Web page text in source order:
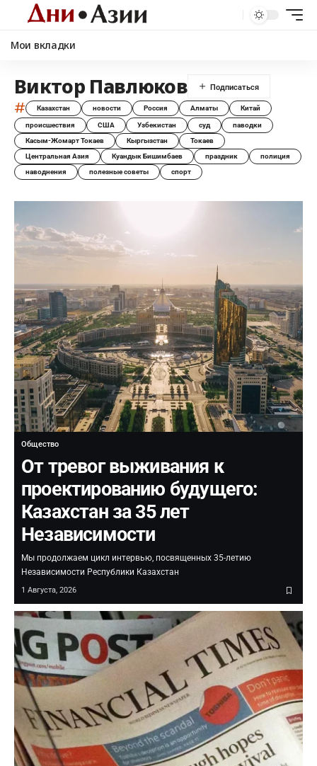
Мои вкладки
Виктор Павлюков
# Казахстан новости Россия Алматы Китай
происшествия США Узбекистан суд
паводки
Касым-Жомарт Токаев
Кыргызстан
Токаев
Центральная Азия
Куандык Бишимбаев праздник
полиция
наводнения
полезные советы спорт
Общество
От тревог выживания к
проектированию будущего:
Казахстан за 35 лет
Независимости
Мы продолжаем цикл интервью, посвященных 35-летию
Независимости Республики Казахстан
1 Августа, 2026